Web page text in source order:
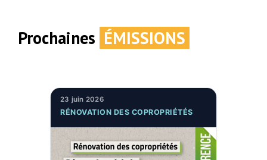
Prochaines ÉMISSIONS
23 juin 2026
RÉNOVATION DES COPROPRIÉTÉS